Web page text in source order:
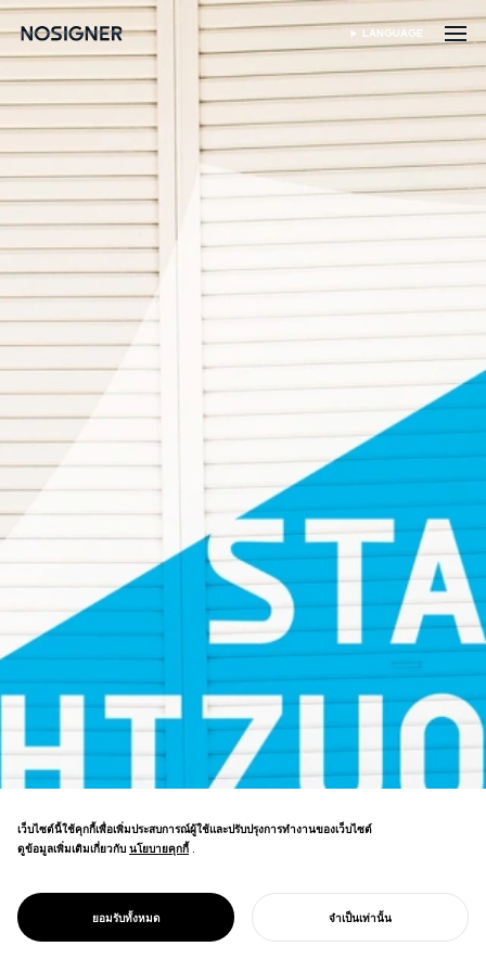
หน้าหลัก เลือกภาษา
LANGUAGE
ON STAGE
SHIZUOKA
กลยุทธ์สำหรับจุดหมายปลายทางศิลปะการ
แสดงระดับนานาชาติ
เว็บไซต์นี้ใช้คุกกี้เพื่อเพิ่มประสบการณ์ผู้ใช้และปรับปรุงการทำงานของเว็บไซต์
ดูข้อมูลเพิ่มเติมเกี่ยวกับ นโยบายคุกกี้
นโยบายคุกกี้ .
ยอมรับทั้งหมด จำเป็นเท่านั้น